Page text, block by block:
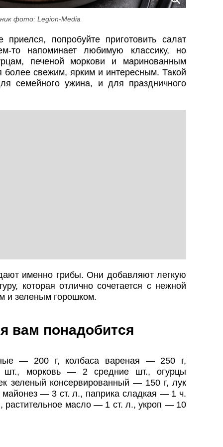
фото: Legion-Media
попробуйте приготовить салат
то напоминает любимую классику, но
печеной моркови и маринованным
более свежим, ярким и интересным. Такой
семейного ужина, и для праздничного
именно грибы. Они добавляют легкую
которая отлично сочетается с нежной
и зеленым горошком.
вам понадобится
— 200 г, колбаса вареная — 250 г,
морковь — 2 средние шт., огурцы
зеленый консервированный — 150 г, лук
— 3 ст. л., паприка сладкая — 1 ч.
масло — 1 ст. л., укроп — 10